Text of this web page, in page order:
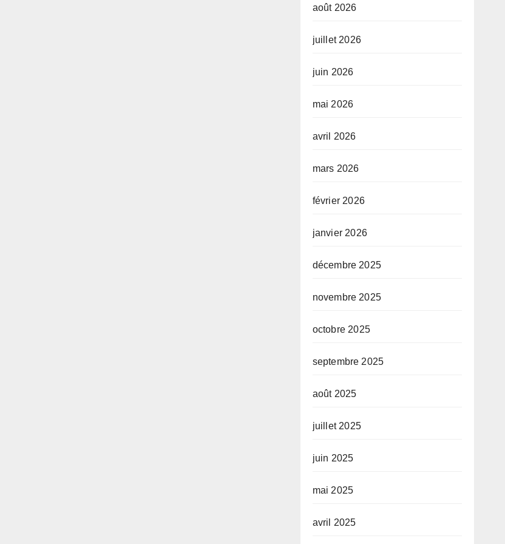
août 2026
juillet 2026
juin 2026
mai 2026
avril 2026
mars 2026
février 2026
janvier 2026
décembre 2025
novembre 2025
octobre 2025
septembre 2025
août 2025
juillet 2025
juin 2025
mai 2025
avril 2025